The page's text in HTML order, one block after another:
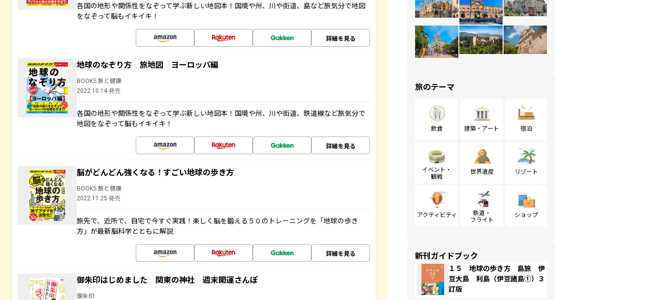
各国の地形や関係性をなぞって学ぶ新しい地図本！国境や州、川や街道、島など旅気分で地図
をなぞって脳もイキイキ！
詳細を見る
地球のなぞり方 旅地図 ヨーロッパ編
BOOKS 旅と健康
2022.10.14 発売
各国の地形や関係性をなぞって学ぶ新しい地図本！国境や州、川や街道、鉄道線など旅気分で
地図をなぞって脳もイキイキ！
詳細を見る
脳がどんどん強くなる！すごい地球の歩き方
BOOKS 旅と健康
2022.11.25 発売
旅先で、近所で、自宅で今すぐ実践！楽しく脳を鍛える５０のトレーニングを「地球の歩き
方」が最新脳科学とともに解説
詳細を見る
御朱印はじめました 関東の神社 週末開運さんぽ
御朱印
旅のテーマ
飲食 建築・アート 宿泊
イベント・
観戦
世界遺産 リゾート
アクティビティ
鉄道・
フライト
ショップ
新刊ガイドブック
１５ 地球の歩き方 島旅 伊
豆大島 利島（伊豆諸島①）３
訂版